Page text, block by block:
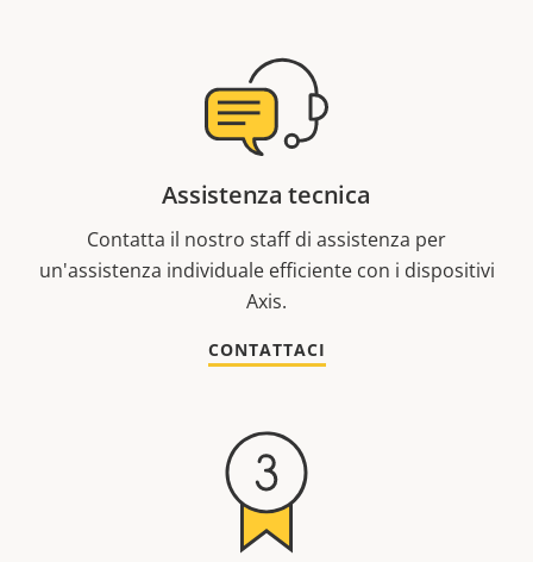
Assistenza tecnica
Contatta il nostro staff di assistenza per
un'assistenza individuale efficiente con i dispositivi
Axis.
CONTATTACI